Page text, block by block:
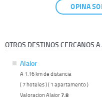
OPINA
OTROS DESTINOS CERCANOS
Alaior
A 1.16 km de distancia
( 7 hoteles ) ( 1 apartamento )
Valoracion Alaior7.8